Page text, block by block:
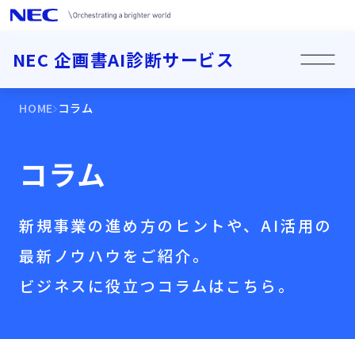
NEC 企画書AI診断サービス
HOME コラム
コラム
新規事業の進め方のヒントや、AI活用の
最新ノウハウをご紹介。
ビジネスに役立つコラムはこちら。